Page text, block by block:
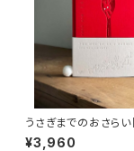
うさぎまでのおさらい
¥3,960